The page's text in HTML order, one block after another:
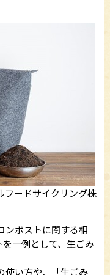
ードサイクリング株
ンポストに関する相
一例として、生ごみ
使い方や、「生ごみ